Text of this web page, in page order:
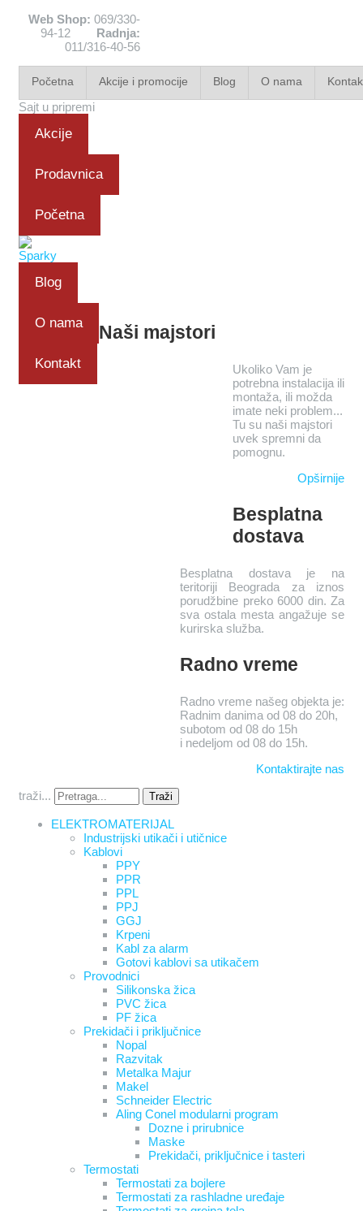
Web Shop: 069/330-
94-12 Radnja:
011/316-40-56
Početna Akcije i promocije Blog O nama
Sajt u pripremi
Akcije
Prodavnica
Početna
Blog
O nama
Kontakt
Naši majstori
Ukoliko Vam je
potrebna instalacija ili
montaža, ili možda
imate neki problem...
Tu su naši majstori
uvek spremni da
pomognu.
Opširnije
Besplatna
dostava
Besplatna dostava je na
teritoriji Beograda za iznos
porudžbine preko 6000 din. Za
sva ostala mesta angažuje se
kurirska služba.
Radno vreme
Radno vreme našeg objekta je:
Radnim danima od 08 do 20h,
subotom od 08 do 15h
i nedeljom od 08 do 15h.
Kontaktirajte nas
traži...
Traži
ELEKTROMATERIJAL
Industrijski utikači i utičnice
Kablovi
PPY
PPR
PPL
PPJ
GGJ
Krpeni
Kabl za alarm
Gotovi kablovi sa utikačem
Provodnici
Silikonska žica
PVC žica
PF žica
Prekidači i priključnice
Nopal
Razvitak
Metalka Majur
Makel
Schneider Electric
Aling Conel modularni program
Dozne i prirubnice
Maske
Prekidači, priključnice i tasteri
Termostati
Termostati za bojlere
Termostati za rashladne uređaje